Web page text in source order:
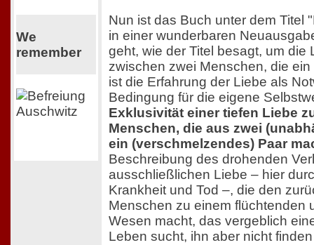
We
remember
Nun ist das Buch unter dem Titel
in einer wunderbaren
geht, wie der Titel besagt, um die
zwischen zwei Menschen, die
ist die Erfahrung der Liebe als
Bedingung für die eigene
Exklusivität einer tiefen Liebe
Menschen, die aus zwei
ein (verschmelzendes) Paar
Beschreibung des drohenden
ausschließlichen Liebe – hier
Krankheit und Tod –, die den
Menschen zu einem flüchtenden
Wesen macht, das vergeblich
Leben sucht, ihn aber nicht